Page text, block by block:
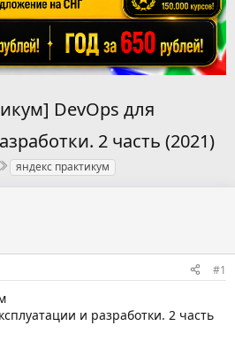
DevOps для
2 часть (2021)
Тяндекс практикум
#1
и разработки. 2 часть